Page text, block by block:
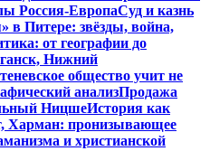
Россия-ЕвропаСуд и казнь
в Питере: звёзды, война,
от географии до
Нижний
общество учит не
анализПродажа
НицшеИстория как
Харман: пронизывающее
и христианской